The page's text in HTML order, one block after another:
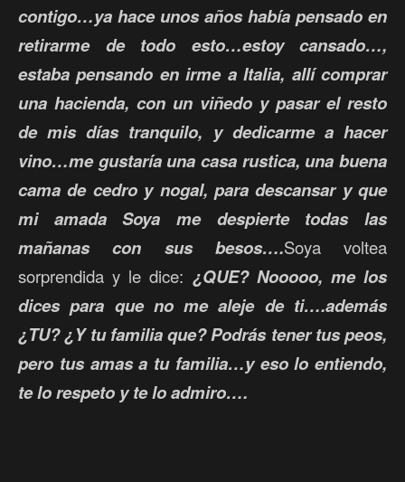
contigo…ya hace unos años había pensado en
retirarme de todo esto…estoy cansado…,
estaba pensando en irme a Italia, allí comprar
una hacienda, con un viñedo y pasar el resto
de mis días tranquilo, y dedicarme a hacer
vino…me gustaría una casa rustica, una buena
cama de cedro y nogal, para descansar y que
mi amada Soya me despierte todas las
mañanas con sus besos….Soya voltea
sorprendida y le dice: ¿QUE? Nooooo, me los
dices para que no me aleje de ti….además
¿TU? ¿Y tu familia que? Podrás tener tus peos,
pero tus amas a tu familia…y eso lo entiendo,
te lo respeto y te lo admiro….